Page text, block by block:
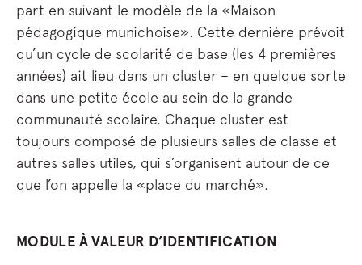
part en suivant le modèle de la «Maison
pédagogique munichoise». Cette dernière prévoit
qu’un cycle de scolarité de base (les 4 premières
années) ait lieu dans un cluster – en quelque sorte
dans une petite école au sein de la grande
communauté scolaire. Chaque cluster est
toujours composé de plusieurs salles de classe et
autres salles utiles, qui s’organisent autour de ce
que l’on appelle la «place du marché».
MODULE À VALEUR D’IDENTIFICATION